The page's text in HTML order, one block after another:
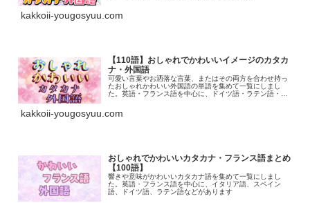
kakkoii-yougosyuu.com
【110語】おしゃれでかわいいイメージのカタカ
ナ・外国語
可愛い言葉やお洒落な言葉、またはその両方を合わせ持っ
たおしゃれかわいい外国語の単語を集めて一覧にしまし
た。英語・フランス語を中心に、ドイツ語・ラテン語・イ
kakkoii-yougosyuu.com
おしゃれでかわいいカタカナ・フランス語まとめ
【100語】
響きや意味がかわいいカタカナ語を集めて一覧にしまし
た。英語・フランス語を中心に、イタリア語、スペイン
語、ドイツ語、ラテン語などがあります